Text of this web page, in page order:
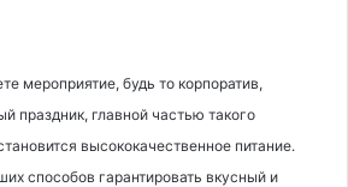
мероприятие, будь то корпоратив,
праздник, главной частью такого
высококачественное питание.
способов гарантировать вкусный и